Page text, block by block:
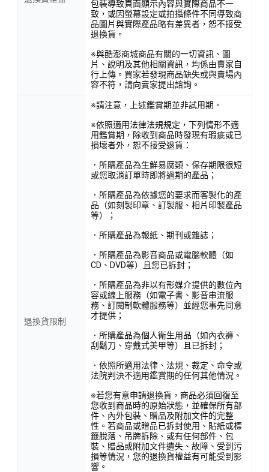
包裝導致頁面顯示內容與實際商品不一
致，或因螢幕設定或拍攝條件不同導致商
品圖片與實際產品略有差異者，恕不接受
退換貨。
※與酷澎商城商品有關的一切資訊、圖
片、說明及其他相關資訊，均係由賣家自
行上傳。買家若發現商品缺失或與賣場內
容不符，請向賣家提出諮詢。
退換貨限制
※請注意，上述鑑賞期並非試用期。
※依照適用法律法規規定，下列情形不適
用鑑賞期，除收到商品時發現有瑕疵或已
損壞者外，恕不接受退貨：
．所購產品為生鮮易腐類、保存期限很短
或您取消訂單時即將過期的產品；
．所購產品為依據您的要求而客製化的產
品（如刻製印章、訂製服、相片印製產品
等）；
．所購產品為報紙、期刊或雜誌；
．所購產品為影音商品或電腦軟體（如
CD、DVD等）且您已拆封；
．所購產品為非以有形媒介提供的數位內
容或線上服務（如電子書、影音串流服
務、訂閱制軟體服務等）並經您事先同意
才提供；
．所購產品為個人衛生用品（如內衣褲、
刮鬍刀、穿戴式美甲等）且已拆封；
．依照所適用法律、法規、裁定、命令或
法院判決不適用鑑賞期的任何其他情況。
※若您有意申請退換貨，商品必須回復至
您收到商品時的原始狀態，並確保所有部
件、內外包裝、贈品及附加文件的完整
性。若商品或贈品已拆封使用、貼紙或標
籤脫落、吊牌拆除、或有任何部件、包
裝、贈品或附加文件遺失、故障、受到污
損等情況，您的退換貨權益有可能受到影
響。